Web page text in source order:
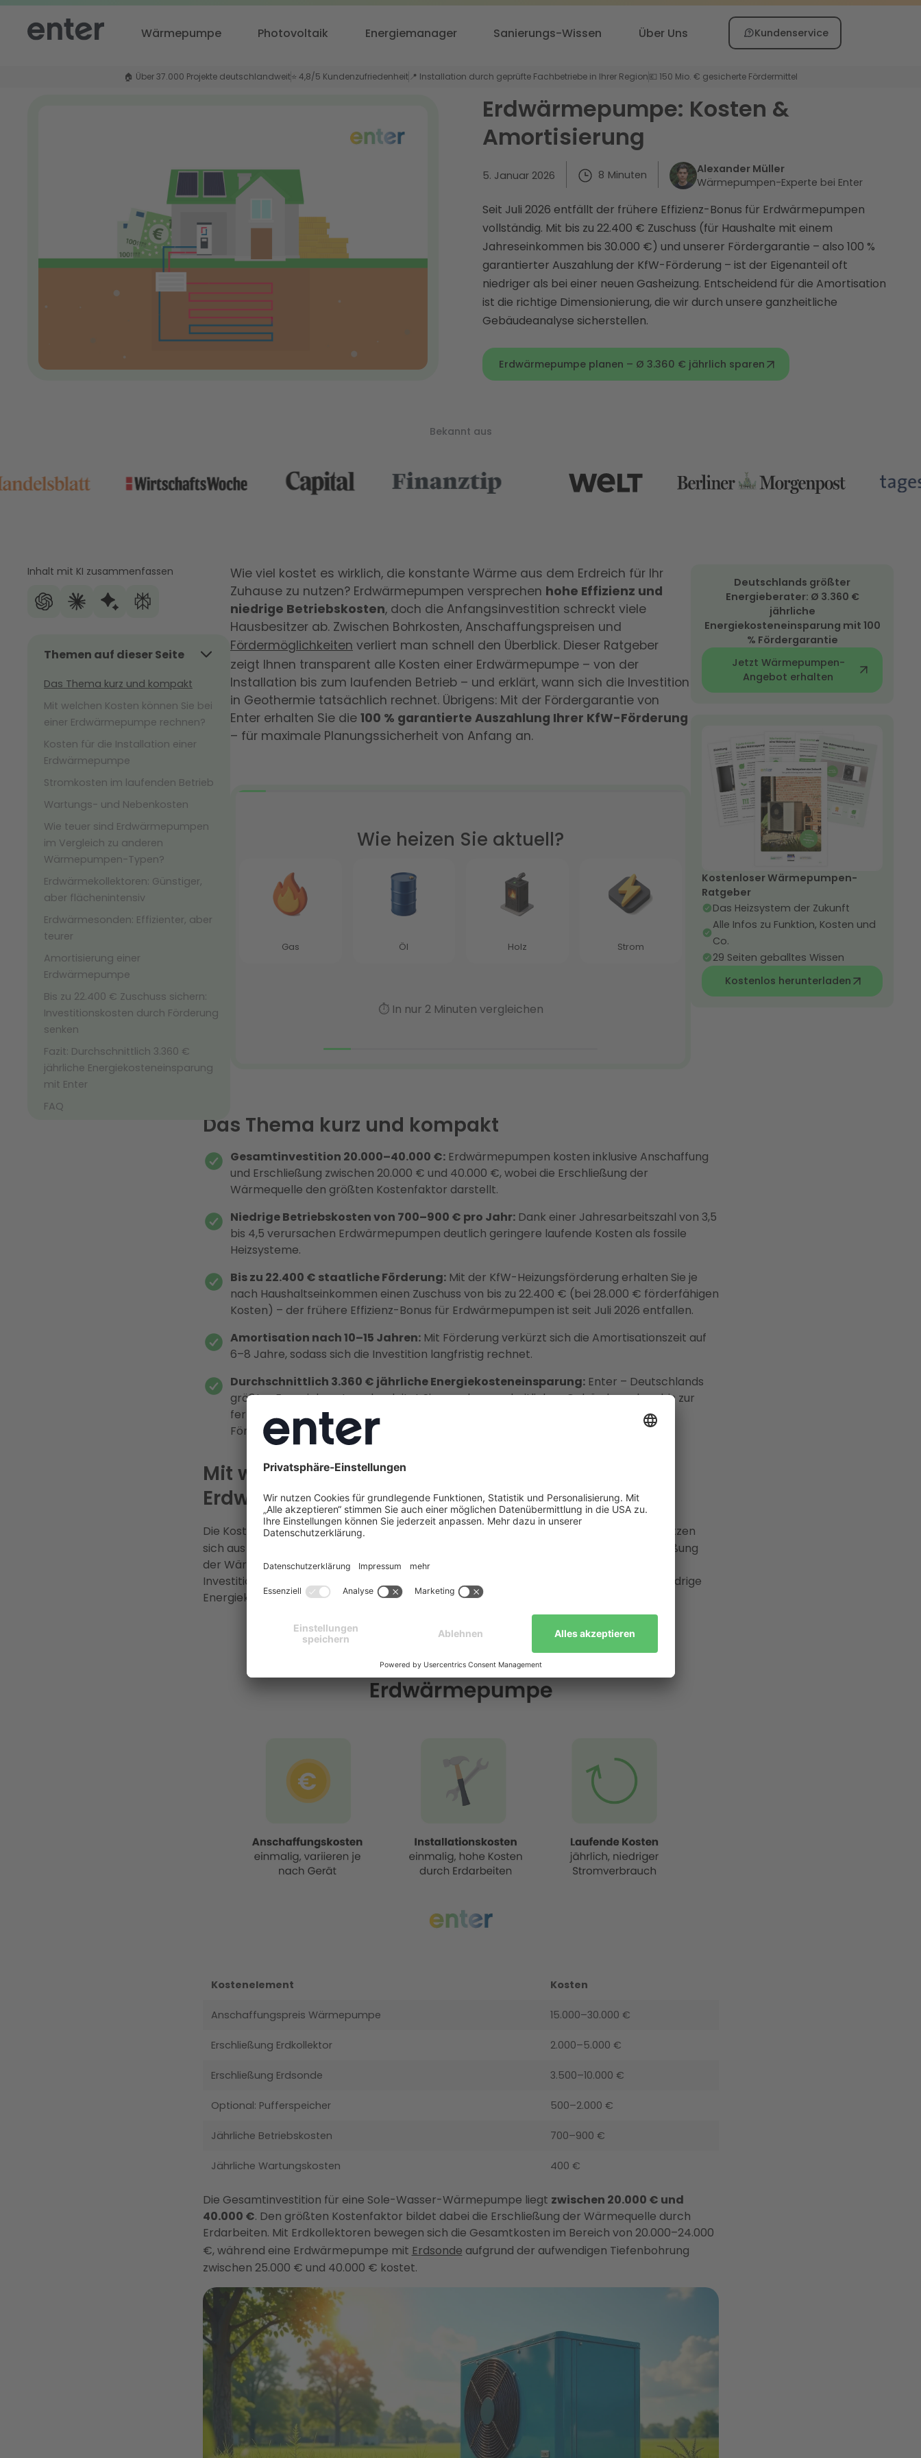
Wärmepumpe Photovoltaik Energiemanager Sanierungs-Wissen Über Uns Kundenservice
🏠 Über 37.000 Projekte deutschlandweit⭐ 4,8/5 Kundenzufriedenheit 📍 Installation durch geprüfte Fachbetriebe in Ihrer Region💶 150 Mio. € gesicherte Fördermittel
Erdwärmepumpe: Kosten &
Amortisierung
5. Januar 2026 8 Minuten
Alexander Müller
Wärmepumpen-Experte bei Enter
Seit Juli 2026 entfällt der frühere Effizienz-Bonus für Erdwärmepumpen
vollständig. Mit bis zu 22.400 € Zuschuss (für Haushalte mit einem
Jahreseinkommen bis 30.000 €) und unserer Fördergarantie – also 100 %
garantierter Auszahlung der KfW-Förderung – ist der Eigenanteil oft
niedriger als bei einer neuen Gasheizung. Entscheidend für die Amortisation
ist die richtige Dimensionierung, die wir durch unsere ganzheitliche
Gebäudeanalyse sicherstellen.
Erdwärmepumpe planen – Ø 3.360 € jährlich sparen
Bekannt aus
Inhalt mit KI zusammenfassen
Themen auf dieser Seite
Das Thema kurz und kompakt
Mit welchen Kosten können Sie bei
einer Erdwärmepumpe rechnen?
Kosten für die Installation einer
Erdwärmepumpe
Stromkosten im laufenden Betrieb
Wartungs- und Nebenkosten
Wie teuer sind Erdwärmepumpen
im Vergleich zu anderen
Wärmepumpen-Typen?
Erdwärmekollektoren: Günstiger,
aber flächenintensiv
Erdwärmesonden: Effizienter, aber
teurer
Amortisierung einer
Erdwärmepumpe
Bis zu 22.400 € Zuschuss sichern:
Investitionskosten durch Förderung
senken
Fazit: Durchschnittlich 3.360 €
jährliche Energiekosteneinsparung
mit Enter
FAQ
Wie viel kostet es wirklich, die konstante Wärme aus dem Erdreich für Ihr
Zuhause zu nutzen? Erdwärmepumpen versprechen hohe Effizienz und
niedrige Betriebskosten, doch die Anfangsinvestition schreckt viele
Hausbesitzer ab. Zwischen Bohrkosten, Anschaffungspreisen und
Fördermöglichkeiten verliert man schnell den Überblick. Dieser Ratgeber
zeigt Ihnen transparent alle Kosten einer Erdwärmepumpe – von der
Installation bis zum laufenden Betrieb – und erklärt, wann sich die Investition
in Geothermie tatsächlich rechnet. Übrigens: Mit der Fördergarantie von
Enter erhalten Sie die 100 % garantierte Auszahlung Ihrer KfW-Förderung
– für maximale Planungssicherheit von Anfang an.
Das Thema kurz und kompakt
Gesamtinvestition 20.000–40.000 €:Erdwärmepumpen kosten inklusive Anschaffung
und Erschließung zwischen 20.000 € und 40.000 €, wobei die Erschließung der
Wärmequelle den größten Kostenfaktor darstellt.
Niedrige Betriebskosten von 700–900 € pro Jahr:Dank einer Jahresarbeitszahl von 3,5
bis 4,5 verursachen Erdwärmepumpen deutlich geringere laufende Kosten als fossile
Heizsysteme.
Bis zu 22.400 € staatliche Förderung:Mit der KfW-Heizungsförderung erhalten Sie je
nach Haushaltseinkommen einen Zuschuss von bis zu 22.400 € (bei 28.000 € förderfähigen
Kosten) – der frühere Effizienz-Bonus für Erdwärmepumpen ist seit Juli 2026 entfallen.
Amortisation nach 10–15 Jahren:Mit Förderung verkürzt sich die Amortisationszeit auf
6–8 Jahre, sodass sich die Investition langfristig rechnet.
Durchschnittlich 3.360 € jährliche Energiekosteneinsparung:Enter – Deutschlands
größter Energieberater – begleitet Sie von der ganzheitlichen Gebäudeanalyse bis zur
fertigen Installation und sichert Ihnen zusätzlich bis zu 80 % Förderung mit unserer
Fördergarantie.
Mit welchen Kosten können Sie bei einer
Erdwärmepumpe rechnen?
Die Kosten für eine Erdwärmepumpe – auch Sole-Wasser-Wärmepumpe
genannt – setzen
sich aus mehreren Komponenten zusammen: der Anschaffung des Geräts, der Erschließung
der Wärmequelle sowie den laufenden Betriebs- und Wartungskosten. Während die
Investitionskosten zunächst hoch erscheinen, amortisiert sich das Heizsystem durch niedrige
Energiekosten im Betrieb.
Kostenelement Kosten
Anschaffungspreis Wärmepumpe 15.000–30.000 €
Erschließung Erdkollektor 2.000–5.000 €
Erschließung Erdsonde 3.500–10.000 €
Optional: Pufferspeicher 500–2.000 €
Jährliche Betriebskosten 700–900 €
Jährliche Wartungskosten 400 €
Die Gesamtinvestition für eine Sole-Wasser-Wärmepumpe liegt zwischen 20.000 € und
40.000 €. Den größten Kostenfaktor bildet dabei die Erschließung der Wärmequelle durch
Erdarbeiten. Mit Erdkollektoren bewegen sich die Gesamtkosten im Bereich von 20.000–24.000
€, während eine Erdwärmepumpe mit Erdsonde aufgrund der aufwendigen Tiefenbohrung
zwischen 25.000 € und 40.000 € kostet.
Deutschlands größter
Energieberater: Ø 3.360 €
jährliche
Energiekosteneinsparung mit 100
% Fördergarantie
Jetzt Wärmepumpen-
Angebot erhalten
Kostenloser Wärmepumpen-
Ratgeber
Das Heizsystem der Zukunft
Alle Infos zu Funktion, Kosten und
Co.
29 Seiten geballtes Wissen
Kostenlos herunterladen